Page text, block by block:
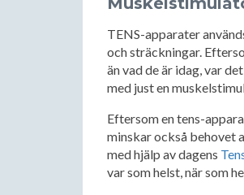
TENS-apparater
och sträckningar.
än vad de är idag, var
med just en
Eftersom en tens-
minskar också behovet
med hjälp av dagens
var som helst, när som